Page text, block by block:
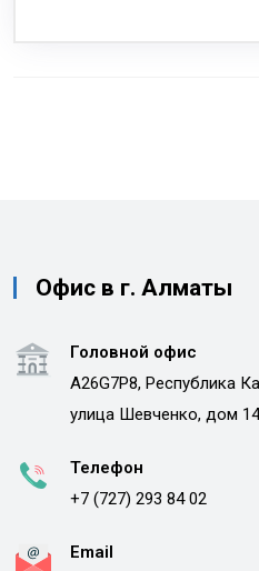
Офис в г. Алматы
Головной офис
A26G7P8, Республика
улица Шевченко, дом
Телефон
+7 (727) 293 84 02
Email